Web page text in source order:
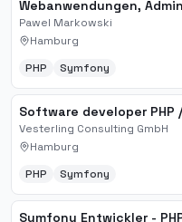
Webanwendungen,
API-Integrationen
Pawel Markowski
Hamburg
PHP Symfony
Software developer PHP
Vesterling Consulting GmbH
Hamburg
PHP
Symfony
Symfony Entwickler -